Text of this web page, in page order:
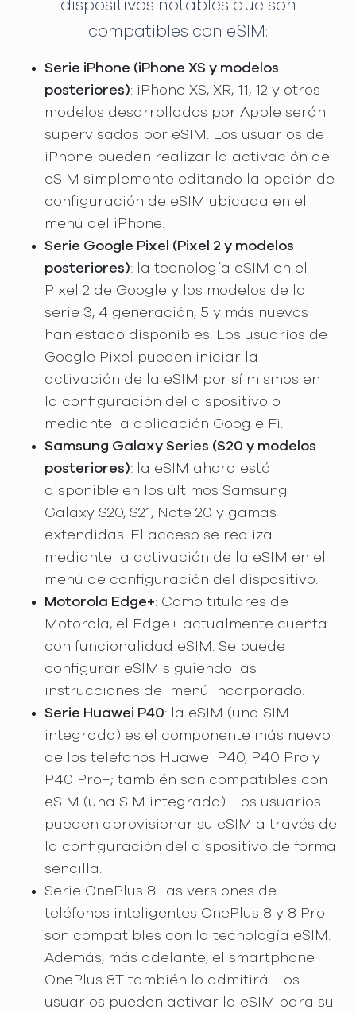
dispositivos notables que son
compatibles con eSIM:
Serie iPhone (iPhone XS y modelos
posteriores): iPhone XS, XR, 11, 12 y otros
modelos desarrollados por Apple serán
supervisados por eSIM. Los usuarios de
iPhone pueden realizar la activación de
eSIM simplemente editando la opción de
configuración de eSIM ubicada en el
menú del iPhone.
Serie Google Pixel (Pixel 2 y modelos
posteriores): la tecnología eSIM en el
Pixel 2 de Google y los modelos de la
serie 3, 4 generación, 5 y más nuevos
han estado disponibles. Los usuarios de
Google Pixel pueden iniciar la
activación de la eSIM por sí mismos en
la configuración del dispositivo o
mediante la aplicación Google Fi.
Samsung Galaxy Series (S20 y modelos
posteriores): la eSIM ahora está
disponible en los últimos Samsung
Galaxy S20, S21, Note 20 y gamas
extendidas. El acceso se realiza
mediante la activación de la eSIM en el
menú de configuración del dispositivo.
Motorola Edge+: Como titulares de
Motorola, el Edge+ actualmente cuenta
con funcionalidad eSIM. Se puede
configurar eSIM siguiendo las
instrucciones del menú incorporado.
Serie Huawei P40: la eSIM (una SIM
integrada) es el componente más nuevo
de los teléfonos Huawei P40, P40 Pro y
P40 Pro+; también son compatibles con
eSIM (una SIM integrada). Los usuarios
pueden aprovisionar su eSIM a través de
la configuración del dispositivo de forma
sencilla.
Serie OnePlus 8: las versiones de
teléfonos inteligentes OnePlus 8 y 8 Pro
son compatibles con la tecnología eSIM.
Además, más adelante, el smartphone
OnePlus 8T también lo admitirá. Los
usuarios pueden activar la eSIM para su